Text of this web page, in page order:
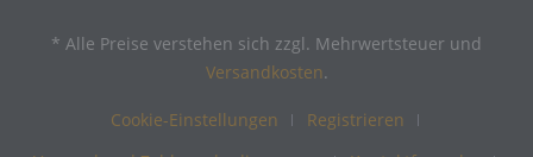
* Alle Preise verstehen sich zzgl. Mehrwertsteuer und
Versandkosten.
Cookie-Einstellungen
Registrieren